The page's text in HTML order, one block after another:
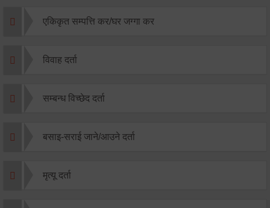
एकिकृत सम्पत्ति कर/घर जग्गा कर
विवाह दर्ता
सम्बन्ध विच्छेद दर्ता
बसाइ-सराई जाने/आउने दर्ता
मृत्यू दर्ता